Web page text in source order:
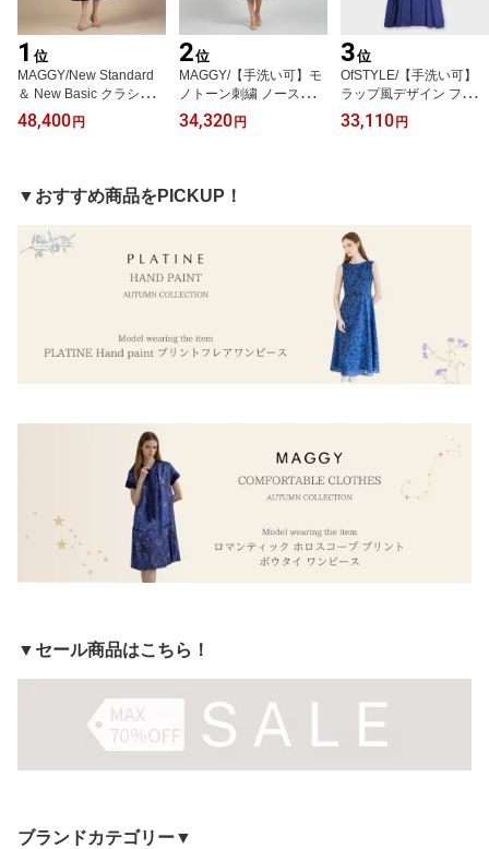
1 位
MAGGY/New Standard
＆ New Basic クラシック
サマー シャツ ワンピー
ス[全2色]ginzamaggy 銀
ざまぎー 送料無料 トレ
ンド レディース ファッ
ション 20代 30代 40代
プレゼント ギフト ラッ
ピング無料 sale SALE セ
48,400 円
2位
MAGGY/【手洗い可】モ
ノトーン刺繍 ノースリー
ブ ワンピース[全2色]ginz
amaggy 銀座 マギー 銀
料無料 トレンド レディ
ース ファッション 20代
30代 40代 プレゼント ギ
34,320 円
3位
OfSTYLE/【手洗い可】
ラップ風デザイン フレア
ワンピース[全2色]ginza
maggy 銀座 マギー 銀座
代 40代 プレゼント ギフ
ト ラッピング無料 sale S
ALE セール
33,110 円
▼おすすめ商品をPICKUP！
▼セール商品はこちら！
ブランドカテゴリー▼